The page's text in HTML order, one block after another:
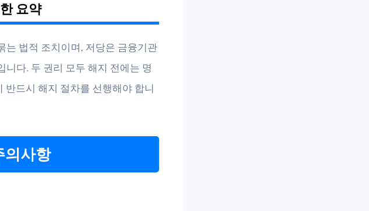
요약
는 법적 조치이며, 저당은 금융기관
다. 두 권리 모두 해지 전에는 명
반드시 해지 절차를 선행해야 합니
의사항